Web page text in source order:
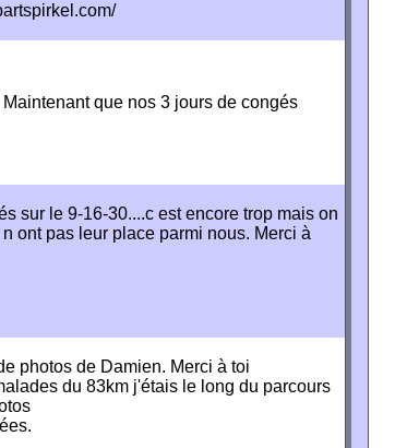
que nos 3 jours de congés
sur le 9-16-30....c est encore trop mais on
ont pas leur place parmi nous. Merci à
photos de Damien. Merci à toi
du 83km j'étais le long du parcours